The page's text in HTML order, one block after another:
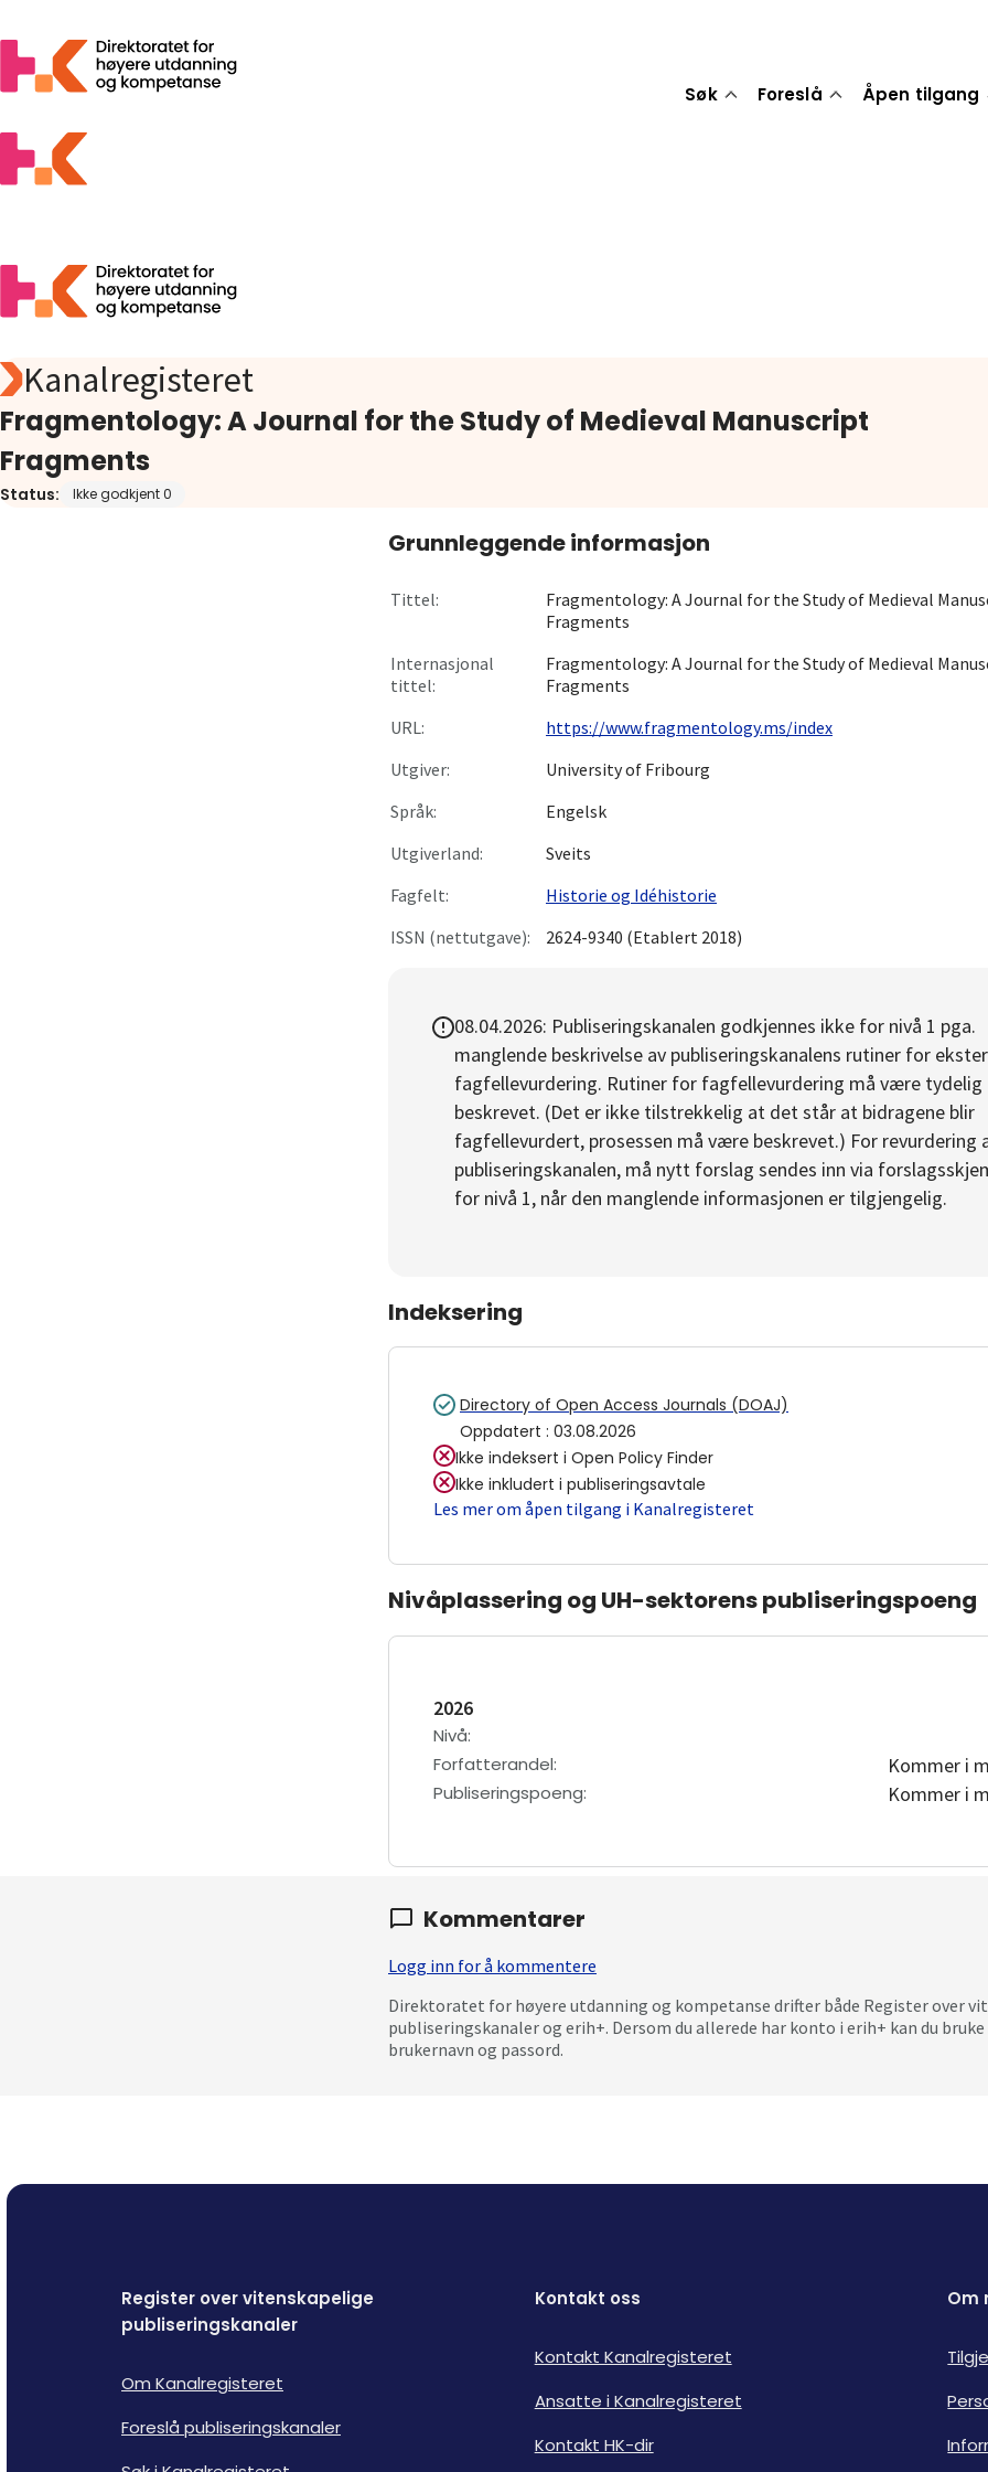
Søk Foreslå Åpen tilgang
Søk
Åpen tilgang
Statistikk
Aktuelt
Kanalregisteret
Fragmentology: A Journal for the Study of Medieval Manuscript
Fragments
Status: Ikke godkjent 0
Grunnleggende informasjon
Tittel:
Fragmentology: A Journal for the Study of Medieval
Fragments
Internasjonal
tittel:
Fragmentology: A Journal for the Study of Medieval
Fragments
URL:
https://www.fragmentology.ms/index
Utgiver:
University of Fribourg
Språk:
Engelsk
Utgiverland:
Sveits
Fagfelt:
Historie og Idéhistorie
ISSN (nettutgave):
2624-9340 (Etablert 2018)
08.04.2026: Publiseringskanalen godkjennes ikke for nivå 1 pga.
manglende beskrivelse av publiseringskanalens rutiner for
fagfellevurdering. Rutiner for fagfellevurdering må være tydelig
beskrevet. (Det er ikke tilstrekkelig at det står at bidragene blir
fagfellevurdert, prosessen må være beskrevet.) For revurdering
publiseringskanalen, må nytt forslag sendes inn via
for nivå 1, når den manglende informasjonen er tilgjengelig.
Indeksering
Directory of Open Access Journals (DOAJ)
Oppdatert : 03.08.2026
Ikke indeksert i Open Policy Finder
Ikke inkludert i publiseringsavtale
Les mer om åpen tilgang i Kanalregisteret
Nivåplassering og UH-sektorens publiseringspoeng
2026
Nivå:
Forfatterandel: Kommer i
Publiseringspoeng: Kommer i
Kommentarer
Logg inn for å kommentere
Direktoratet for høyere utdanning og kompetanse drifter både Register over
publiseringskanaler og erih+. Dersom du allerede har konto i erih+ kan du
brukernavn og passord.
Register over vitenskapelige
publiseringskanaler
Om Kanalregisteret
Foreslå publiseringskanaler
Kontakt oss
Kontakt Kanalregisteret
Ansatte i Kanalregisteret
Kontakt HK-dir
Om